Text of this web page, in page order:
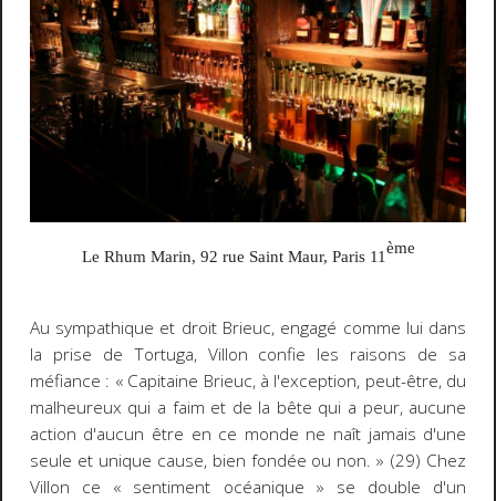
Le Rhum Marin, 92 rue Saint Maur, Paris 11ème
Au sympathique et droit Brieuc, engagé comme lui dans
la prise de Tortuga, Villon confie les raisons de sa
méfiance : « Capitaine Brieuc, à l'exception, peut-être, du
malheureux qui a faim et de la bête qui a peur, aucune
action d'aucun être en ce monde ne naît jamais d'une
seule et unique cause, bien fondée ou non. » (29) Chez
Villon ce « sentiment océanique » se double d'un